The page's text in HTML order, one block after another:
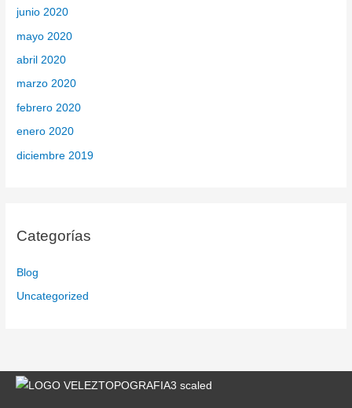
junio 2020
mayo 2020
abril 2020
marzo 2020
febrero 2020
enero 2020
diciembre 2019
Categorías
Blog
Uncategorized